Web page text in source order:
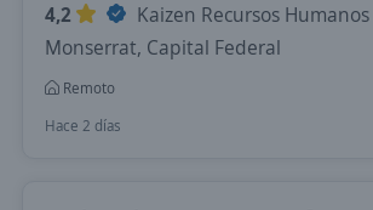
4,2
Kaizen Recursos Humanos
Monserrat, Capital Federal
Remoto
Hace 2 días